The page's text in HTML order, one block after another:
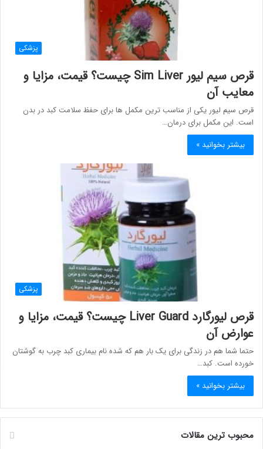
پزشکی
قرص سیم لیور Sim Liver چیست؟ قیمت، مزایا و
معایب آن
قرص سیم لیور یکی از مناسب ترین مکمل ها برای حفظ سلامت کبد در بدن
است. این مکمل برای درمان…
بیشتر بخوانید »
پزشکی
قرص لیورگارد Liver Guard چیست؟ قیمت، مزایا و
عوارض آن
حتما شما هم در زندگی برای یک بار هم که شده نام بیماری کبد چرب به گوشتان
خورده است. کبد…
بیشتر بخوانید »
محبوب ترین مقالات